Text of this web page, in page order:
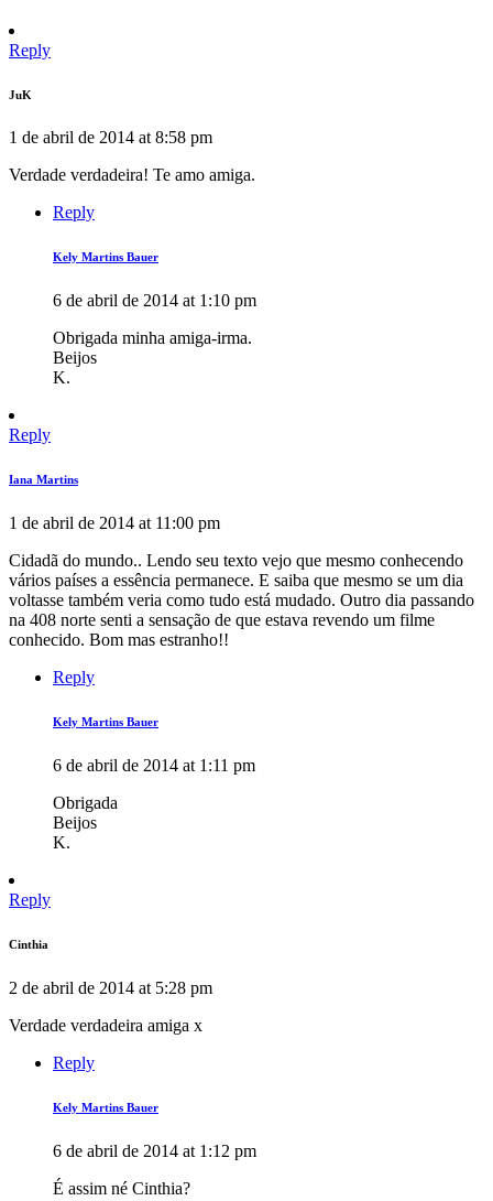
Reply
JuK
1 de abril de 2014 at 8:58 pm
Verdade verdadeira! Te amo amiga.
Reply
Kely Martins Bauer
6 de abril de 2014 at 1:10 pm
Obrigada minha amiga-irma.
Beijos
K.
Reply
Iana Martins
1 de abril de 2014 at 11:00 pm
Cidadã do mundo.. Lendo seu texto vejo que mesmo conhecendo
vários países a essência permanece. E saiba que mesmo se um dia
voltasse também veria como tudo está mudado. Outro dia passando
na 408 norte senti a sensação de que estava revendo um filme
conhecido. Bom mas estranho!!
Reply
Kely Martins Bauer
6 de abril de 2014 at 1:11 pm
Obrigada
Beijos
K.
Reply
Cinthia
2 de abril de 2014 at 5:28 pm
Verdade verdadeira amiga x
Reply
Kely Martins Bauer
6 de abril de 2014 at 1:12 pm
É assim né Cinthia?